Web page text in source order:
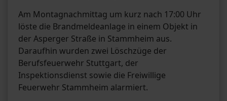
Am Montagnachmittag um kurz nach 17:00 Uhr
löste die Brandmeldeanlage in einem Objekt in
der Asperger Straße in Stammheim aus.
Daraufhin wurden zwei Löschzüge der
Berufsfeuerwehr Stuttgart, der
Inspektionsdienst sowie die Freiwillige
Feuerwehr Stammheim alarmiert.